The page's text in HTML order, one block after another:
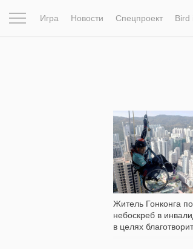
Игра Новости Спецпроект Bird
Житель Гонконга
небоскреб в
в целях
207